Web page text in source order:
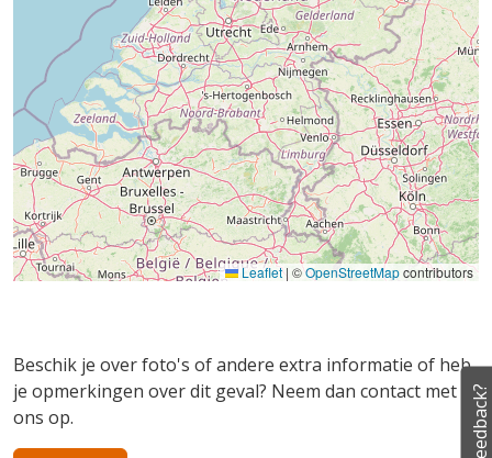
Leaflet| ©OpenStreetMapcontributors
Beschik je over foto's of andere extra informatie of heb
je opmerkingen over dit geval? Neem dan contact met
ons op.
Feedback?